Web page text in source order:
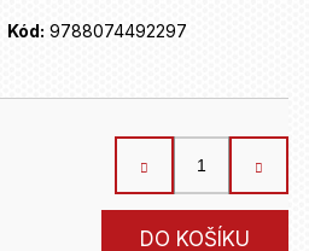
Kód: 9788074492297
DO KOŠÍKU